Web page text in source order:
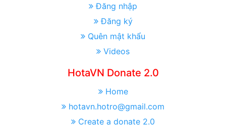
Đăng nhập
Đăng ký
Quên mật khẩu
Videos
HotaVN Donate 2.0
Home
hotavn.hotro@gmail.com
Create a donate 2.0